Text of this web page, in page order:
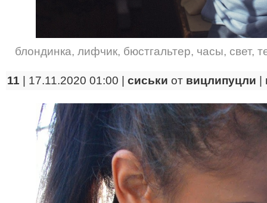
блондинка, лифчик, бюстгальтер, часы, свет,
11 | 17.11.2020 01:00 | сиськи от вицлипуцли